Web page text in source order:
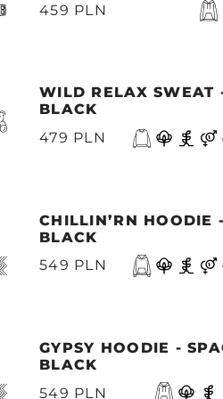
459 PLN
WILD RELAX SWEAT
BLACK
479 PLN
CHILLIN’RN HOODIE
BLACK
549 PLN
GYPSY HOODIE -
BLACK
549 PLN